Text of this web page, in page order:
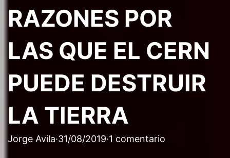
RAZONES POR
LAS QUE EL CERN
PUEDE DESTRUIR
LA TIERRA
Jorge Avila·31/08/2019·1 comentario